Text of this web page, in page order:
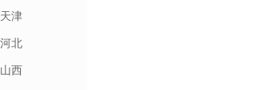
天津
河北
山西